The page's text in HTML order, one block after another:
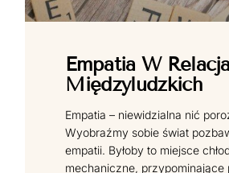
Empatia W
Międzyludzkich
Empatia – niewidzialna nić
Wyobraźmy sobie świat
empatii. Byłoby to miejsce
mechaniczne, przypominające